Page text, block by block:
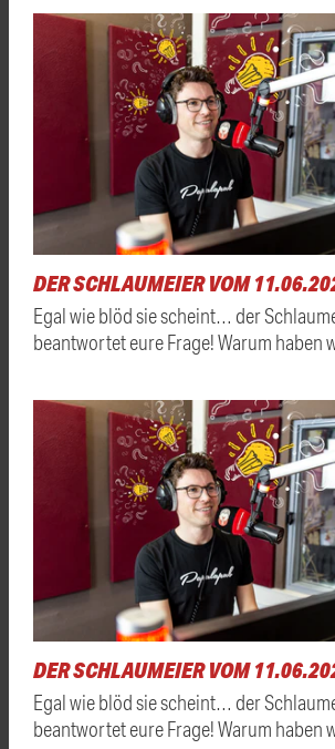
DER SCHLAUMEIER VOM
Egal wie blöd sie scheint… der
beantwortet eure Frage! Warum haben
DER SCHLAUMEIER VOM
Egal wie blöd sie scheint… der
beantwortet eure Frage! Warum haben